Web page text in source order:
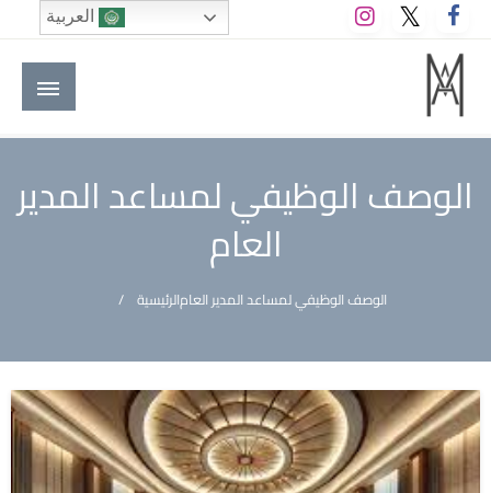
التخطي
إلى
المحتوى
M A hotels | إم ايه هوتيلز
الموقع الأول للعاملين في الفنادق في العالم العربي
الوصف الوظيفي لمساعد المدير
العام
الرئيسيةالوصف الوظيفي لمساعد المدير العام
العربية